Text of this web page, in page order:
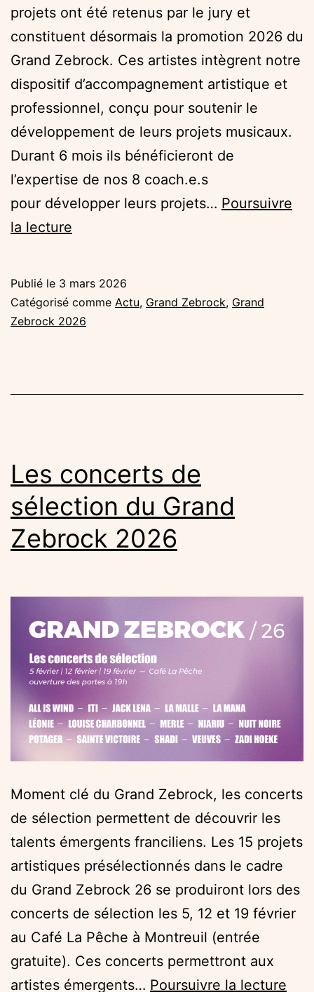
projets ont été retenus par le jury et
constituent désormais la promotion 2026 du
Grand Zebrock. Ces artistes intègrent notre
dispositif d’accompagnement artistique et
professionnel, conçu pour soutenir le
développement de leurs projets musicaux.
Durant 6 mois ils bénéficieront de
l’expertise de nos 8 coach.e.s
pour développer leurs projets… Poursuivre
la lecture
du
Grand
Publié le 3 mars 2026
Catégorisé comme Actu, Grand Zebrock, Grand
Zebrock 2026
Les concerts de
sélection du Grand
Zebrock 2026
Moment clé du Grand Zebrock, les concerts
de sélection permettent de découvrir les
talents émergents franciliens. Les 15 projets
artistiques présélectionnés dans le cadre
du Grand Zebrock 26 se produiront lors des
concerts de sélection les 5, 12 et 19 février
au Café La Pêche à Montreuil (entrée
gratuite). Ces concerts permettront aux
artistes émergents… Poursuivre la lecture